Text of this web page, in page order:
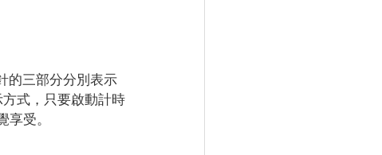
的三部分分別表示
式，只要啟動計時
受。